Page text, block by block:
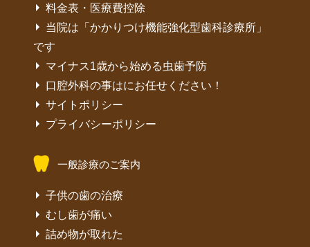
料金表・医療費控除
当院は「かかりつけ機能強化型歯科診療所」
です
マイナス1歳から始める虫歯予防
口腔外科の事はにお任せください！
サイトポリシー
プライバシーポリシー
一般診療のご案内
子供の歯の治療
むし歯が痛い
詰め物が取れた